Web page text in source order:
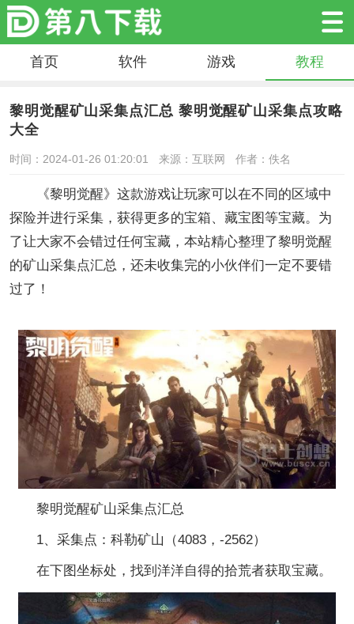
首页 软件 游戏 教程
黎明觉醒矿山采集点汇总 黎明觉醒矿山采集点攻略
大全
时间：2024-01-26 01:20:01 来源：互联网 作者：佚名
《黎明觉醒》这款游戏让玩家可以在不同的区域中
探险并进行采集，获得更多的宝箱、藏宝图等宝藏。为
了让大家不会错过任何宝藏，本站精心整理了黎明觉醒
的矿山采集点汇总，还未收集完的小伙伴们一定不要错
过了！
黎明觉醒矿山采集点汇总
1、采集点：科勒矿山（4083，-2562）
在下图坐标处，找到洋洋自得的拾荒者获取宝藏。